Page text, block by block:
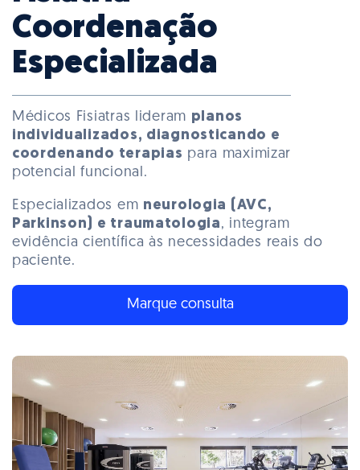
Coordenação
Especializada
Médicos Fisiatras lideram planos
individualizados, diagnosticando e
coordenando terapias para maximizar
potencial funcional.
Especializados em neurologia (AVC,
Parkinson) e traumatologia, integram
evidência científica às necessidades reais do
paciente.
Marque consulta